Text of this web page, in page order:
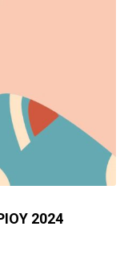
2024